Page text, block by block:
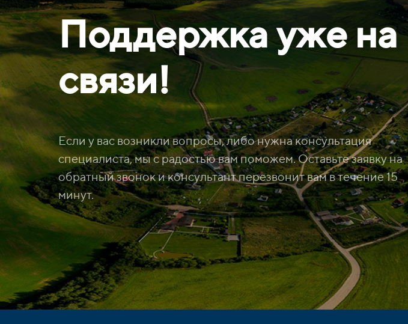
Поддержка уже на
связи!
Если у вас возникли вопросы, либо нужна консультация
специалиста, мы с радостью вам поможем. Оставьте заявку на
обратный звонок и консультант перезвонит вам в течение 15
минут.